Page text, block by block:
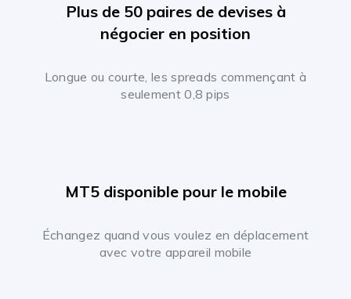
Plus de 50 paires de devises à
négocier en position
Longue ou courte, les spreads commençant à
seulement 0,8 pips
MT5 disponible pour le mobile
Échangez quand vous voulez en déplacement
avec votre appareil mobile